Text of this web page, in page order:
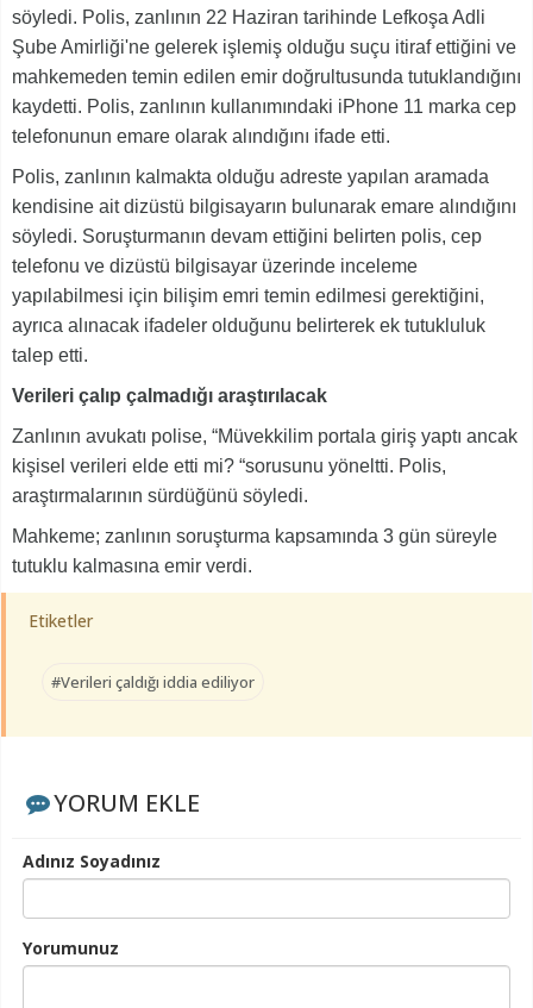
söyledi. Polis, zanlının 22 Haziran tarihinde Lefkoşa Adli
Şube Amirliği'ne gelerek işlemiş olduğu suçu itiraf ettiğini ve
mahkemeden temin edilen emir doğrultusunda tutuklandığını
kaydetti. Polis, zanlının kullanımındaki iPhone 11 marka cep
telefonunun emare olarak alındığını ifade etti.
Polis, zanlının kalmakta olduğu adreste yapılan aramada
kendisine ait dizüstü bilgisayarın bulunarak emare alındığını
söyledi. Soruşturmanın devam ettiğini belirten polis, cep
telefonu ve dizüstü bilgisayar üzerinde inceleme
yapılabilmesi için bilişim emri temin edilmesi gerektiğini,
ayrıca alınacak ifadeler olduğunu belirterek ek tutukluluk
talep etti.
Verileri çalıp çalmadığı araştırılacak
Zanlının avukatı polise, “Müvekkilim portala giriş yaptı ancak
kişisel verileri elde etti mi? “sorusunu yöneltti. Polis,
araştırmalarının sürdüğünü söyledi.
Mahkeme; zanlının soruşturma kapsamında 3 gün süreyle
tutuklu kalmasına emir verdi.
Etiketler
#Verileri çaldığı iddia ediliyor
YORUM EKLE
Adınız Soyadınız
Yorumunuz